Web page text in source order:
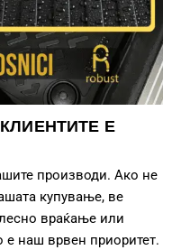
Е
производи. Ако не
купување, ве
враќање или
наш врвен приоритет.